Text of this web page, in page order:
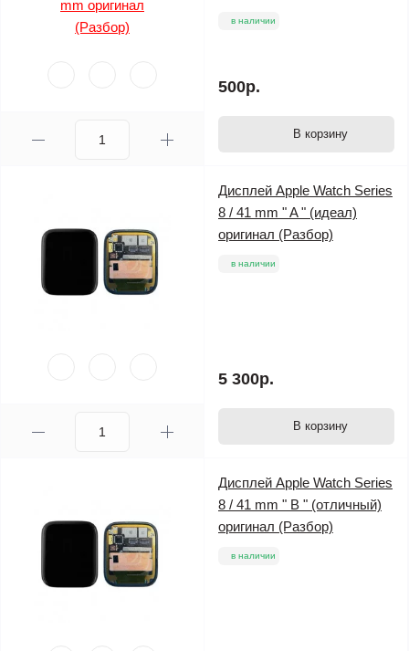
в наличии
500р.
В корзину
Дисплей Apple Watch Series
8 / 41 mm " A " (идеал)
оригинал (Разбор)
в наличии
5 300р.
В корзину
Дисплей Apple Watch Series
8 / 41 mm " B " (отличный)
оригинал (Разбор)
в наличии